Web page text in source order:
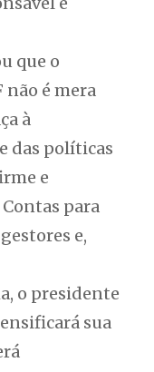
que o
não é mera
à
das políticas
e
para
e,
o presidente
sua